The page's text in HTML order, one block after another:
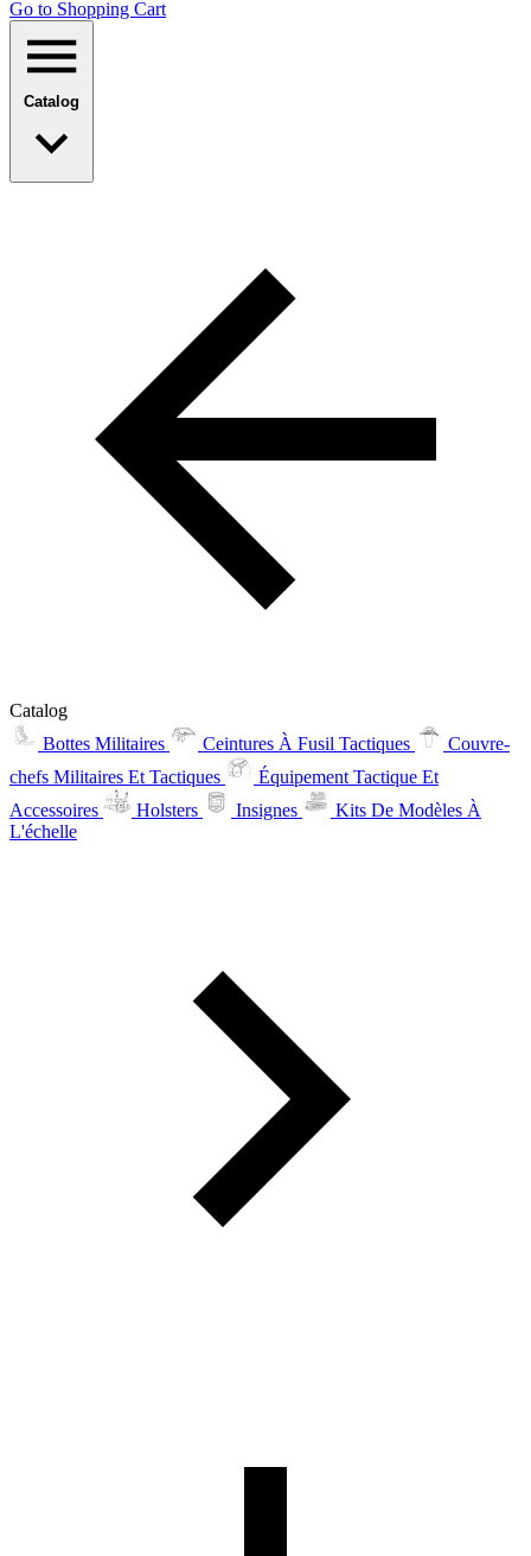
Go to Shopping Сart
Catalog
Catalog
Bottes Militaires
Ceintures À Fusil Tactiques
Couvre-
chefs Militaires Et Tactiques
Équipement Tactique Et
Accessoires
Holsters Insignes
Kits De Modèles À
L'échelle